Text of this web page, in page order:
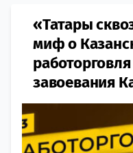
«Татары
миф о
завоевания